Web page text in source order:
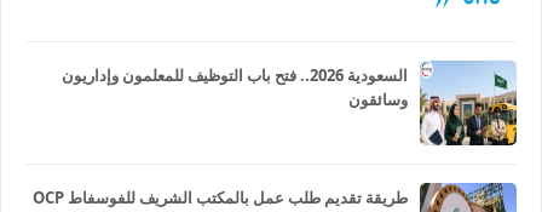
السعودية 2026.. فتح باب التوظيف للمعلمون وإداريون
وسائقون
طريقة تقديم طلب عمل بالمكتب الشريف للفوسفاط OCP